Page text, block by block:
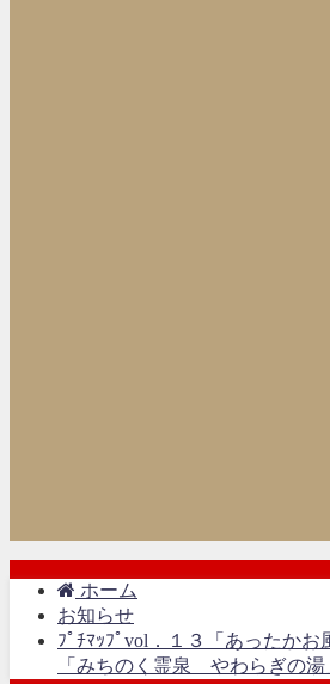
ホーム
お知らせ
ﾌﾟﾁﾏｯﾌﾟvol．１３「あったか
「みちのく霊泉 やわらぎの湯